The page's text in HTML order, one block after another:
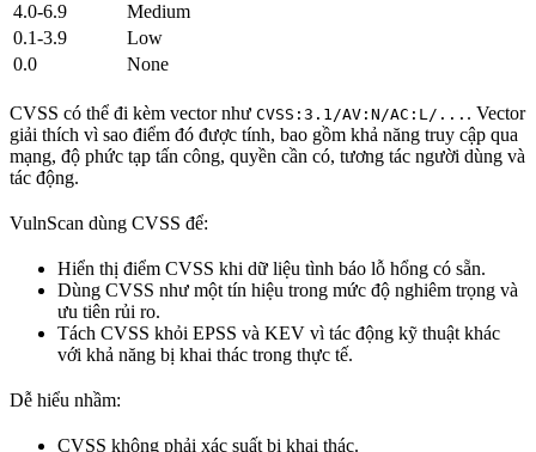
4.0-6.9
Medium
0.1-3.9
Low
0.0
None
CVSS có thể đi kèm vector như CVSS:3.1/AV:N/AC:L/... . Vector
giải thích vì sao điểm đó được tính, bao gồm khả năng truy cập qua
mạng, độ phức tạp tấn công, quyền cần có, tương tác người dùng và
tác động.
VulnScan dùng CVSS để:
Hiển thị điểm CVSS khi dữ liệu tình báo lỗ hổng có sẵn.
Dùng CVSS như một tín hiệu trong mức độ nghiêm trọng và
ưu tiên rủi ro.
Tách CVSS khỏi EPSS và KEV vì tác động kỹ thuật khác
với khả năng bị khai thác trong thực tế.
Dễ hiểu nhầm:
CVSS không phải xác suất bị khai thác.